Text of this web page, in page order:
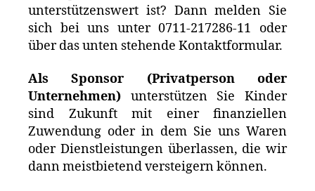
unterstützenswert ist? Dann melden Sie
sich bei uns unter 0711-217286-11 oder
über das unten stehende Kontaktformular.
Als Sponsor (Privatperson oder
Unternehmen) unterstützen Sie Kinder
sind Zukunft mit einer finanziellen
Zuwendung oder in dem Sie uns Waren
oder Dienstleistungen überlassen, die wir
dann meistbietend versteigern können.